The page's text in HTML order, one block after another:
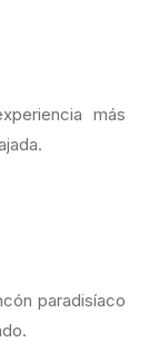
más
paradisíaco